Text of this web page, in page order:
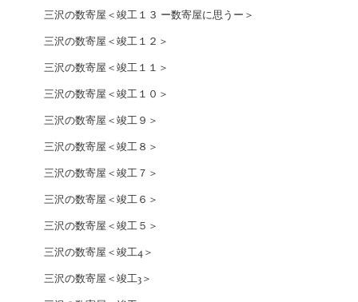
三沢の数寄屋＜竣工１３ ー数寄屋に思うー＞
三沢の数寄屋＜竣工１２＞
三沢の数寄屋＜竣工１１＞
三沢の数寄屋＜竣工１０＞
三沢の数寄屋＜竣工９＞
三沢の数寄屋＜竣工８＞
三沢の数寄屋＜竣工７＞
三沢の数寄屋＜竣工６＞
三沢の数寄屋＜竣工５＞
三沢の数寄屋＜竣工4＞
三沢の数寄屋＜竣工3＞